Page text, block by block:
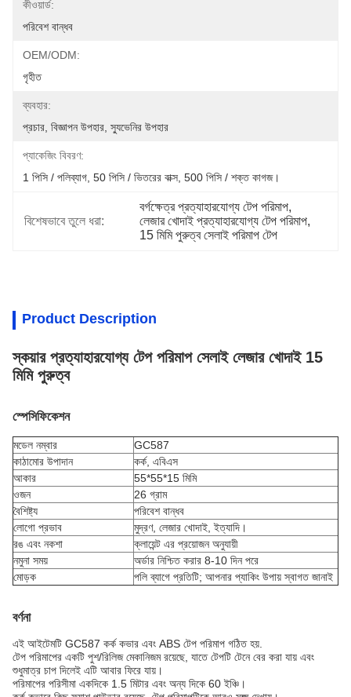
কীওয়ার্ড:
পরিবেশ বান্ধব
OEM/ODM:
গৃহীত
ব্যবহার:
প্রচার, বিজ্ঞাপন উপহার, স্যুভেনির উপহার
প্যাকেজিং বিবরণ:
1 পিসি / পলিব্যাগ, 50 পিসি / ভিতরের বাক্স, 500 পিসি / শক্ত কাগজ।
বিশেষভাবে তুলে ধরা:
বর্গক্ষেত্র প্রত্যাহারযোগ্য টেপ পরিমাপ,
লেজার খোদাই প্রত্যাহারযোগ্য টেপ পরিমাপ,
15 মিমি পুরুত্ব সেলাই পরিমাপ টেপ
Product Description
স্কয়ার প্রত্যাহারযোগ্য টেপ পরিমাপ সেলাই লেজার খোদাই 15
মিমি পুরুত্ব
স্পেসিফিকেশন
মডেল নম্বার
GC587
কাঠামোর উপাদান
কর্ক, এবিএস
আকার
55*55*15 মিমি
ওজন
26 গ্রাম
বৈশিষ্ট্য
পরিবেশ বান্ধব
লোগো প্রভাব
মুদ্রণ, লেজার খোদাই, ইত্যাদি।
রঙ এবং নকশা
ক্লায়েন্ট এর প্রয়োজন অনুযায়ী
নমুনা সময়
অর্ডার নিশ্চিত করার 8-10 দিন পরে
মোড়ক
পলি ব্যাগে প্রতিটি; আপনার প্যাকিং উপায় স্বাগত জানাই
বর্ণনা
এই আইটেমটি GC587 কর্ক কভার এবং ABS টেপ পরিমাপ গঠিত হয়.
টেপ পরিমাপের একটি পুশ/রিলিজ মেকানিজম রয়েছে, যাতে টেপটি টেনে বের করা যায় এবং
শুধুমাত্র চাপ দিলেই এটি আবার ফিরে যায়।
পরিমাপের পরিসীমা একদিকে 1.5 মিটার এবং অন্য দিকে 60 ইঞ্চি।